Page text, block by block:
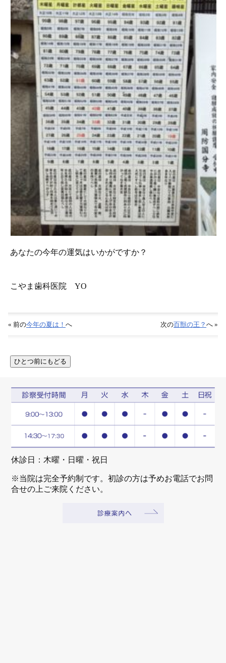
あなたの今年の運気はいかがですか？
こやま歯科医院 YO
« 前の今年の夏は！ へ 次の百獣の王？ へ »
休診日：木曜・日曜・祝日
※当院は完全予約制です。初診の方は予めお電話でお問
合せの上ご来院ください。